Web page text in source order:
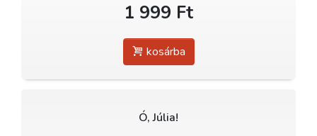
1 999 Ft
kosárba
Ó, Júlia!